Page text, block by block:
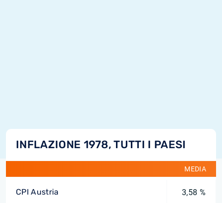
INFLAZIONE 1978, TUTTI I PAESI
MEDIA
CPI Austria 3,58 %